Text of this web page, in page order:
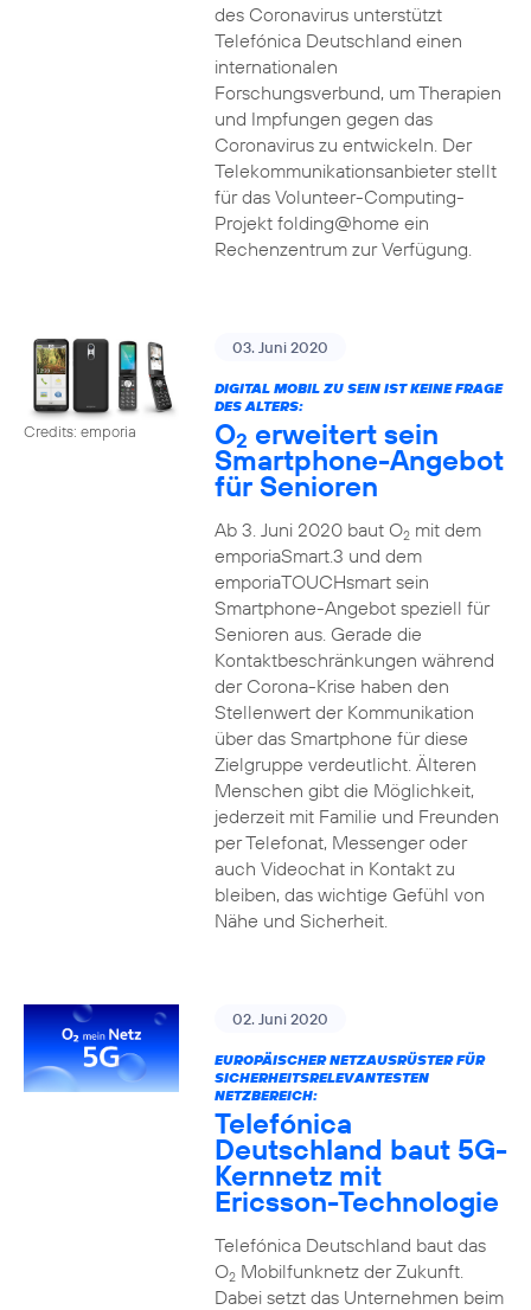
des Coronavirus unterstützt
Telefónica Deutschland einen
internationalen
Forschungsverbund, um Therapien
und Impfungen gegen das
Coronavirus zu entwickeln. Der
Telekommunikationsanbieter stellt
für das Volunteer-Computing-
Projekt folding@home ein
Rechenzentrum zur Verfügung.
Credits: emporia
03. Juni 2020
DIGITAL MOBIL ZU SEIN IST KEINE FRAGE
DES ALTERS:
O2 erweitert sein
Smartphone-Angebot
für Senioren
Ab 3. Juni 2020 baut O2mit dem
emporiaSmart.3 und dem
emporiaTOUCHsmart sein
Smartphone-Angebot speziell für
Senioren aus. Gerade die
Kontaktbeschränkungen während
der Corona-Krise haben den
Stellenwert der Kommunikation
über das Smartphone für diese
Zielgruppe verdeutlicht. Älteren
Menschen gibt die Möglichkeit,
jederzeit mit Familie und Freunden
per Telefonat, Messenger oder
auch Videochat in Kontakt zu
bleiben, das wichtige Gefühl von
Nähe und Sicherheit.
02. Juni 2020
EUROPÄISCHER NETZAUSRÜSTER FÜR
SICHERHEITSRELEVANTESTEN
NETZBEREICH:
Telefónica
Deutschland baut 5G-
Kernnetz mit
Ericsson-Technologie
Telefónica Deutschland baut das
O2Mobilfunknetz der Zukunft.
Dabei setzt das Unternehmen beim